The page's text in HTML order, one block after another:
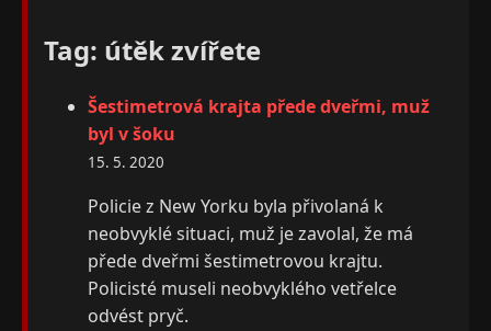
Tag: útěk zvířete
Šestimetrová krajta přede dveřmi, muž
byl v šoku
15. 5. 2020
Policie z New Yorku byla přivolaná k
neobvyklé situaci, muž je zavolal, že má
přede dveřmi šestimetrovou krajtu.
Policisté museli neobvyklého vetřelce
odvést pryč.